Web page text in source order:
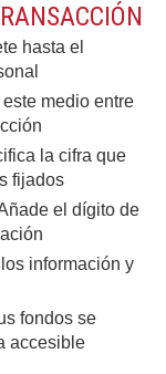
hasta el
medio entre
la cifra que
fijados
el dígito de
información y
fondos se
accesible